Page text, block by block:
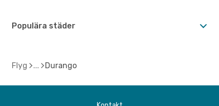
Populära städer
Flyg Durango